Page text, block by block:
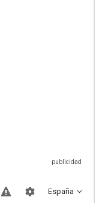
España